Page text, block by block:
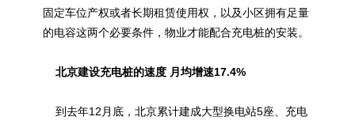
固定车位产权或者长期租赁使用权，以及小区拥有足量
的电容这两个必要条件，物业才能配合充电桩的安装。
北京建设充电桩的速度 月均增速17.4%
到去年12月底，北京累计建成大型换电站5座、充电